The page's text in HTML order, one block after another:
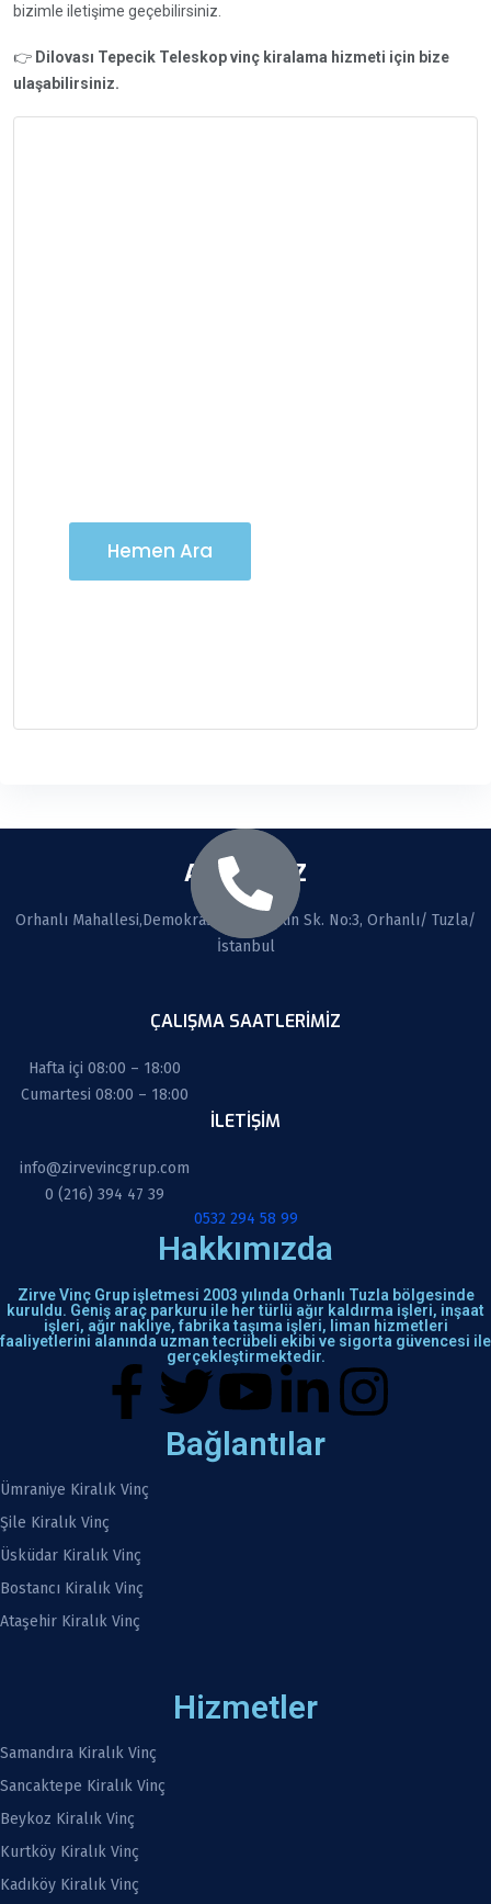
bizimle iletişime geçebilirsiniz.
👉 Dilovası Tepecik Teleskop vinç kiralama hizmeti için bize
ulaşabilirsiniz.
Hemen Ara
ADRESİMİZ
Orhanlı Mahallesi,Demokrasi cad. Seçkin Sk. No:3, Orhanlı/ Tuzla/
İstanbul
ÇALIŞMA SAATLERİMİZ
Hafta içi 08:00 – 18:00
Cumartesi 08:00 – 18:00
İLETIŞIM
info@zirvevincgrup.com
0 (216) 394 47 39
0532 294 58 99
Hakkımızda
Zirve Vinç Grup işletmesi 2003 yılında Orhanlı Tuzla bölgesinde
kuruldu. Geniş araç parkuru ile her türlü ağır kaldırma işleri, inşaat
işleri, ağır nakliye, fabrika taşıma işleri, liman hizmetleri
faaliyetlerini alanında uzman tecrübeli ekibi ve sigorta güvencesi ile
gerçekleştirmektedir.
Bağlantılar
Ümraniye Kiralık Vinç
Şile Kiralık Vinç
Üsküdar Kiralık Vinç
Bostancı Kiralık Vinç
Ataşehir Kiralık Vinç
Hizmetler
Samandıra Kiralık Vinç
Sancaktepe Kiralık Vinç
Beykoz Kiralık Vinç
Kurtköy Kiralık Vinç
Kadıköy Kiralık Vinç